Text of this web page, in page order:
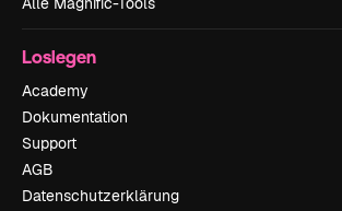
Loslegen
Academy
Dokumentation
Support
AGB
Datenschutzerklärung